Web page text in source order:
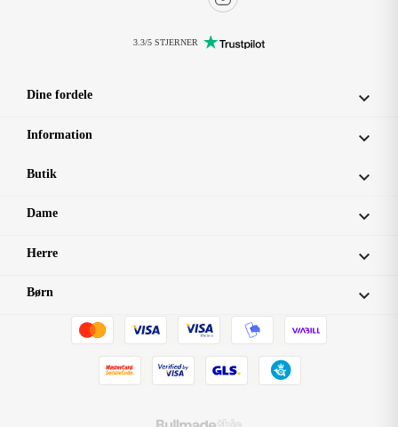
3.3/5 STJERNER
Dine fordele 
Information 
Butik 
Dame 
Herre 
Børn 